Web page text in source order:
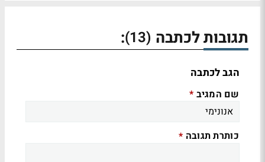
תגובות לכתבה (13)
:
הגב לכתבה
שם המגיב *
כותרת תגובה *